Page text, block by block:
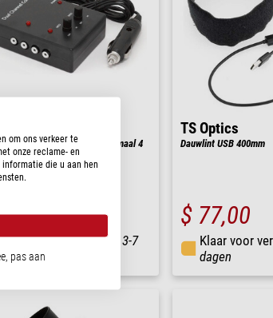
Bedieningskast voor maximaal 4
of Dauwkappen
prijs: $ 149,00
voor verzending in 3-7
TS Optics
Dauwlint USB 400mm
$ 77,00
Klaar voor
dagen
om ons verkeer te
onze reclame- en
die u aan hen
pas aan